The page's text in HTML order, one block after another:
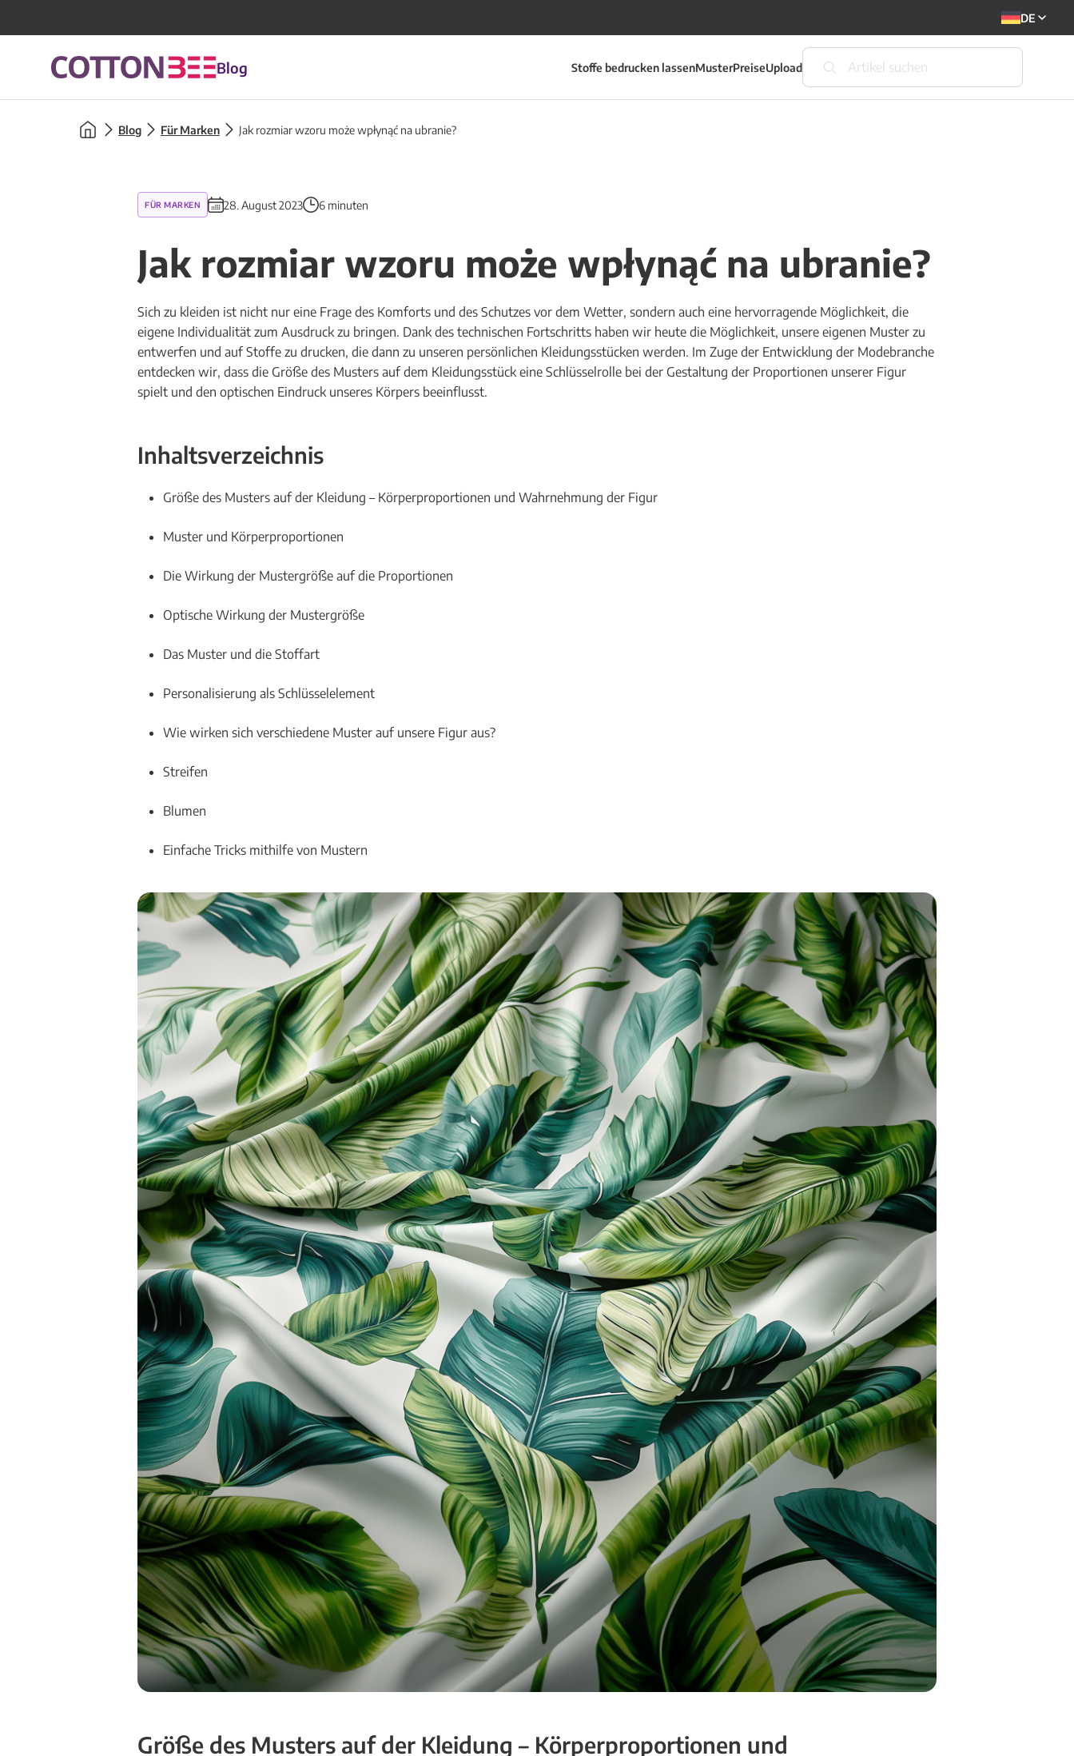
DE
Blog Stoffe bedrucken lassenMusterPreiseUpload
Blog Für Marken Jak rozmiar wzoru może wpłynąć na ubranie?
FÜR MARKEN 28. August 2023 6 minuten
Jak rozmiar wzoru może wpłynąć na ubranie?
Sich zu kleiden ist nicht nur eine Frage des Komforts und des Schutzes vor dem Wetter, sondern auch eine hervorragende Möglichkeit, die
eigene Individualität zum Ausdruck zu bringen. Dank des technischen Fortschritts haben wir heute die Möglichkeit, unsere eigenen Muster zu
entwerfen und auf Stoffe zu drucken, die dann zu unseren persönlichen Kleidungsstücken werden. Im Zuge der Entwicklung der Modebranche
entdecken wir, dass die Größe des Musters auf dem Kleidungsstück eine Schlüsselrolle bei der Gestaltung der Proportionen unserer Figur
spielt und den optischen Eindruck unseres Körpers beeinflusst.
Inhaltsverzeichnis
Größe des Musters auf der Kleidung – Körperproportionen und Wahrnehmung der Figur
Muster und Körperproportionen
Die Wirkung der Mustergröße auf die Proportionen
Optische Wirkung der Mustergröße
Das Muster und die Stoffart
Personalisierung als Schlüsselelement
Wie wirken sich verschiedene Muster auf unsere Figur aus?
Streifen
Blumen
Einfache Tricks mithilfe von Mustern
Größe des Musters auf der Kleidung – Körperproportionen und